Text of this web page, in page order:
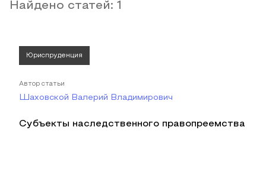
Найдено статей: 1
Юриспруденция
Автор статьи
Шаховской Валерий Владимирович
Субъекты наследственного правопреемства